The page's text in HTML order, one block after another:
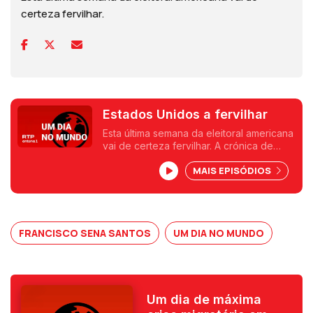
certeza fervilhar.
Estados Unidos a fervilhar
Esta última semana da eleitoral americana
vai de certeza fervilhar. A crónica de
Manhã da Antena 1 MAIS EPISÓDIOS
FRANCISCO SENA SANTOS UM DIA NO MUNDO
Um dia de máxima